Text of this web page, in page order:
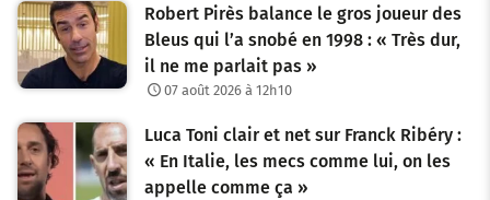
Robert Pirès balance le gros joueur des
Bleus qui l’a snobé en 1998 : « Très dur,
il ne me parlait pas »
07 août 2026 à 12h10
Luca Toni clair et net sur Franck Ribéry :
« En Italie, les mecs comme lui, on les
appelle comme ça »